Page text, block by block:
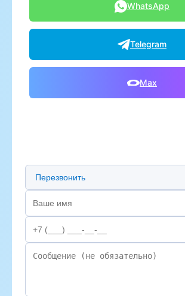
WhatsApp
Telegram
Max
Предпочтительный способ связи